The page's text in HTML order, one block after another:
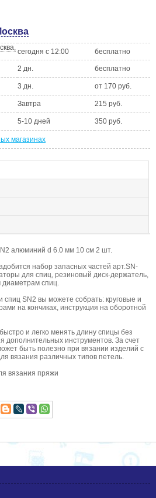
сегодня с 12:00 бесплатно
2 дн. бесплатно
3 дн. от 170 руб.
Завтра 215 руб.
5-10 дней 350 руб.
магазинах
алюминий d 6.0 мм 10 см 2 шт.
набор запасных частей арт.SN-
для спиц, резиновый диск-держатель,
диаметрам спиц.
SN2 вы можете собрать: круговые и
на кончиках, инструкция на оборотной
и легко менять длину спицы без
дополнительных инструментов. За счет
быть полезно при вязании изделий с
вязания различных типов петель.
вязания пряжи